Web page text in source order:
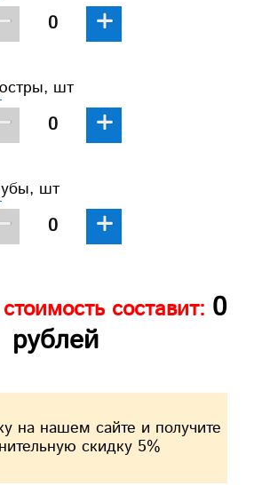
+
шт
+
шт
+
составит: 0
рублей
на нашем сайте и получите
скидку 5%